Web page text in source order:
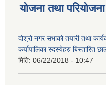
योजना तथा परियोजना
दोश्रो नगर सभाको तयारी तथा
कर्यापालिका स्दस्येहरु बिस्तारित
मिति: 06/22/2018 - 10:47